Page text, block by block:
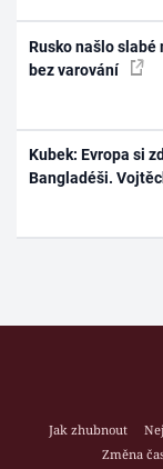
Rusko našlo
bez varování
Kubek: Evropa si
Bangladéši.
Jak zhubnout
Změna